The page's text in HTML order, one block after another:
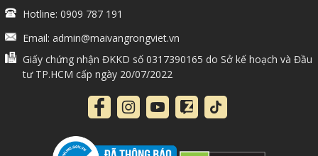
Cây bồ đề là một loài cây thiêng liêng, được lưu truyền rất nhiều
Cây bồ đề dát vàng dùng để làm gì?
Hotline: 0909 787 191
Email: admin@maivangrongviet.vn
Giấy chứng nhận ĐKKD số 0317390165 do Sở kế hoạch và Đầu
tư TP.HCM cấp ngày 20/07/2022